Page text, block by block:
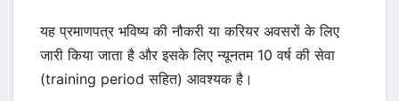
यह प्रमाणपत्र भविष्य की नौकरी या करियर अवसरों के लिए
जारी किया जाता है और इसके लिए न्यूनतम 10 वर्ष की सेवा
(training period सहित) आवश्यक है।